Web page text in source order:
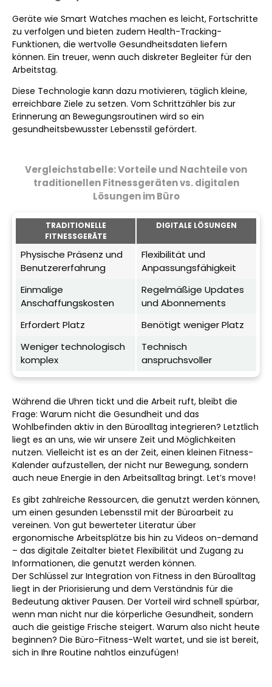
Geräte wie Smart Watches machen es leicht, Fortschritte
zu verfolgen und bieten zudem Health-Tracking-
Funktionen, die wertvolle Gesundheitsdaten liefern
können. Ein treuer, wenn auch diskreter Begleiter für den
Arbeitstag.
Diese Technologie kann dazu motivieren, täglich kleine,
erreichbare Ziele zu setzen. Vom Schrittzähler bis zur
Erinnerung an Bewegungsroutinen wird so ein
gesundheitsbewusster Lebensstil gefördert.
Vergleichstabelle: Vorteile und Nachteile von
traditionellen Fitnessgeräten vs. digitalen
Lösungen im Büro
TRADITIONELLE
FITNESSGERÄTE
DIGITALE LÖSUNGEN
Physische Präsenz und
Benutzererfahrung
Flexibilität und
Anpassungsfähigkeit
Einmalige
Anschaffungskosten
Regelmäßige Updates
und Abonnements
Erfordert Platz
Benötigt weniger Platz
Weniger technologisch
komplex
Technisch
anspruchsvoller
Während die Uhren tickt und die Arbeit ruft, bleibt die
Frage: Warum nicht die Gesundheit und das
Wohlbefinden aktiv in den Büroalltag integrieren? Letztlich
liegt es an uns, wie wir unsere Zeit und Möglichkeiten
nutzen. Vielleicht ist es an der Zeit, einen kleinen Fitness-
Kalender aufzustellen, der nicht nur Bewegung, sondern
auch neue Energie in den Arbeitsalltag bringt. Let’s move!
Es gibt zahlreiche Ressourcen, die genutzt werden können,
um einen gesunden Lebensstil mit der Büroarbeit zu
vereinen. Von gut bewerteter Literatur über
ergonomische Arbeitsplätze bis hin zu Videos on-demand
– das digitale Zeitalter bietet Flexibilität und Zugang zu
Informationen, die genutzt werden können.
Der Schlüssel zur Integration von Fitness in den Büroalltag
liegt in der Priorisierung und dem Verständnis für die
Bedeutung aktiver Pausen. Der Vorteil wird schnell spürbar,
wenn man nicht nur die körperliche Gesundheit, sondern
auch die geistige Frische steigert. Warum also nicht heute
beginnen? Die Büro-Fitness-Welt wartet, und sie ist bereit,
sich in Ihre Routine nahtlos einzufügen!